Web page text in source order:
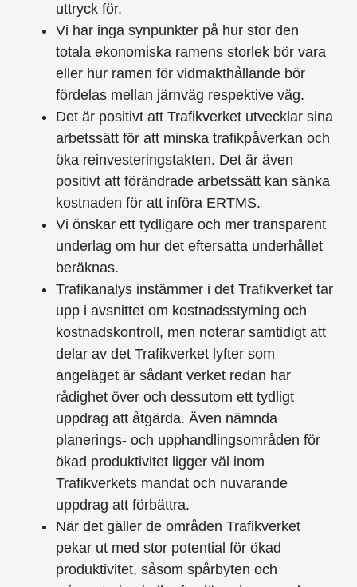
uttryck för.
Vi har inga synpunkter på hur stor den
totala ekonomiska ramens storlek bör vara
eller hur ramen för vidmakthållande bör
fördelas mellan järnväg respektive väg.
Det är positivt att Trafikverket utvecklar sina
arbetssätt för att minska trafikpåverkan och
öka reinvesteringstakten. Det är även
positivt att förändrade arbetssätt kan sänka
kostnaden för att införa ERTMS.
Vi önskar ett tydligare och mer transparent
underlag om hur det eftersatta underhållet
beräknas.
Trafikanalys instämmer i det Trafikverket tar
upp i avsnittet om kostnadsstyrning och
kostnadskontroll, men noterar samtidigt att
delar av det Trafikverket lyfter som
angeläget är sådant verket redan har
rådighet över och dessutom ett tydligt
uppdrag att åtgärda. Även nämnda
planerings- och upphandlingsområden för
ökad produktivitet ligger väl inom
Trafikverkets mandat och nuvarande
uppdrag att förbättra.
När det gäller de områden Trafikverket
pekar ut med stor potential för ökad
produktivitet, såsom spårbyten och